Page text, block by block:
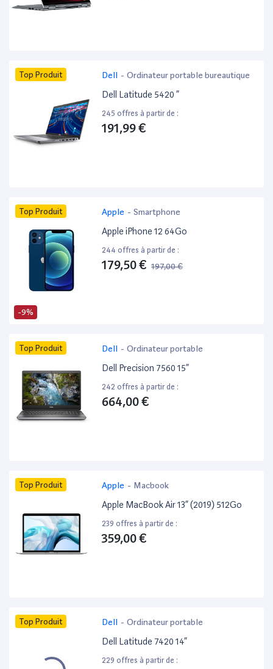
Top Produit Dell - Ordinateur portable bureautique
Dell Latitude 5420 ”
245 offres à partir de :
191,99 €
-9%
Top Produit Apple - Smartphone
Apple iPhone 12 64Go
244 offres à partir de :
179,50 € 197,00 €
Top Produit Dell - Ordinateur portable
Dell Precision 7560 15”
242 offres à partir de :
664,00 €
Top Produit Apple - Macbook
Apple MacBook Air 13” (2019) 512Go
239 offres à partir de :
359,00 €
Top Produit Dell - Ordinateur portable
Dell Latitude 7420 14”
229 offres à partir de :